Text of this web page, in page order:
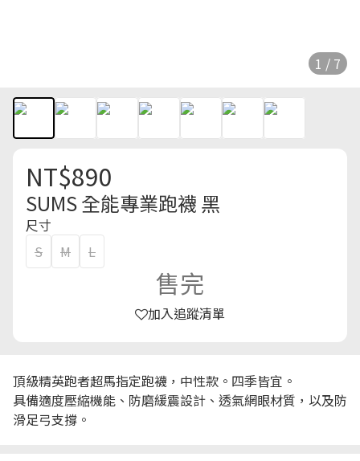
1 / 7
NT$890
SUMS 全能專業跑襪 黑
尺寸
S
M L
售完
加入追蹤清單
頂級精英跑者超馬指定跑襪，中性款。四季皆宜。
具備適度壓縮機能、防磨緩震設計、透氣網眼材質，以及防
滑足弓支撐。